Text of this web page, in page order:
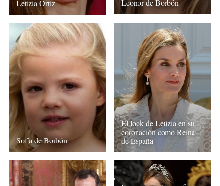
Letizia Ortiz Leonor de Borbón
Sofía de Borbón
El look de Letizia en su
coronación como Reina
de España